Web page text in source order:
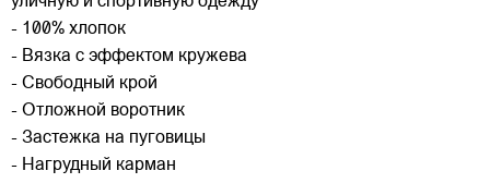
- 100% хлопок
- Вязка с эффектом кружева
- Свободный крой
- Отложной воротник
- Застежка на пуговицы
- Нагрудный карман